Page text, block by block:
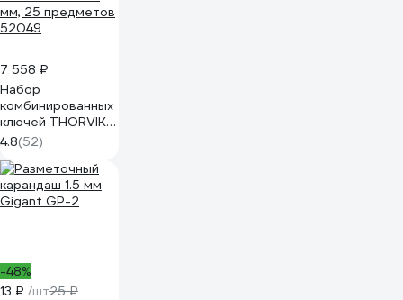
7 558 ₽
Набор
комбинированных
ключей THORVIK
CWS0025 6-32
мм, 25 предметов
52049
4.8(52)
-48%
13 ₽ /шт25 ₽